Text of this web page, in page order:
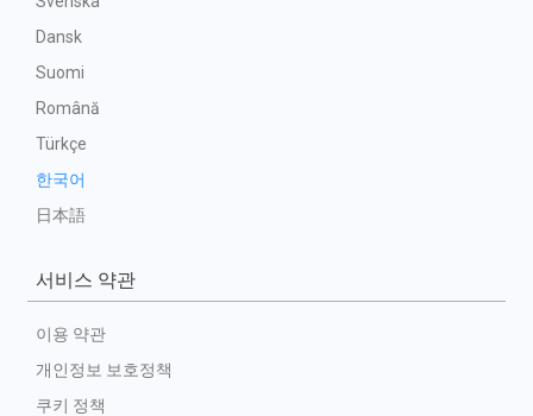
Dansk
Suomi
Română
Türkçe
한국어
日本語
서비스 약관
이용 약관
개인정보 보호정책
쿠키 정책